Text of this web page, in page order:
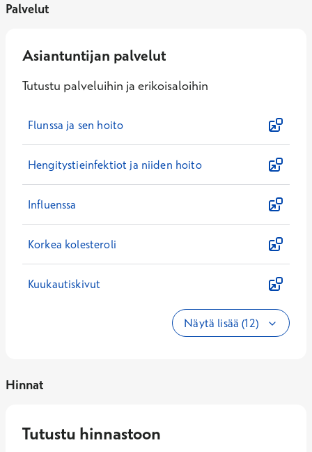
Palvelut
Asiantuntijan palvelut
Tutustu palveluihin ja erikoisaloihin
Flunssa ja sen hoito
Hengitystieinfektiot ja niiden hoito
Influenssa
Korkea kolesteroli
Kuukautiskivut
Näytä lisää (12)
Hinnat
Tutustu hinnastoon